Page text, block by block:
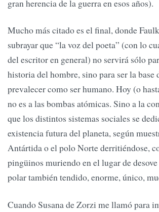
gran herencia de la guerra en esos años).
Mucho más citado es el final, donde
subrayar que “la voz del poeta” (con lo
del escritor en general) no servirá sólo
historia del hombre, sino para ser la base
prevalecer como ser humano. Hoy (o
no es a las bombas atómicas. Sino a la
que los distintos sistemas sociales se
existencia futura del planeta, según
Antártida o el polo Norte derritiéndose,
pingüinos muriendo en el lugar de
polar también tendido, enorme, único,
Cuando Susana de Zorzi me llamó para